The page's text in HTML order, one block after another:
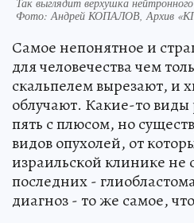
Фото: Андрей КОПАЛОВ, Архив
Самое непонятное и
для человечества чем
скальпелем вырезают, и
облучают. Какие-то
пять с плюсом, но
видов опухолей, от
израильской клинике не
последних -
диагноз - то же самое,